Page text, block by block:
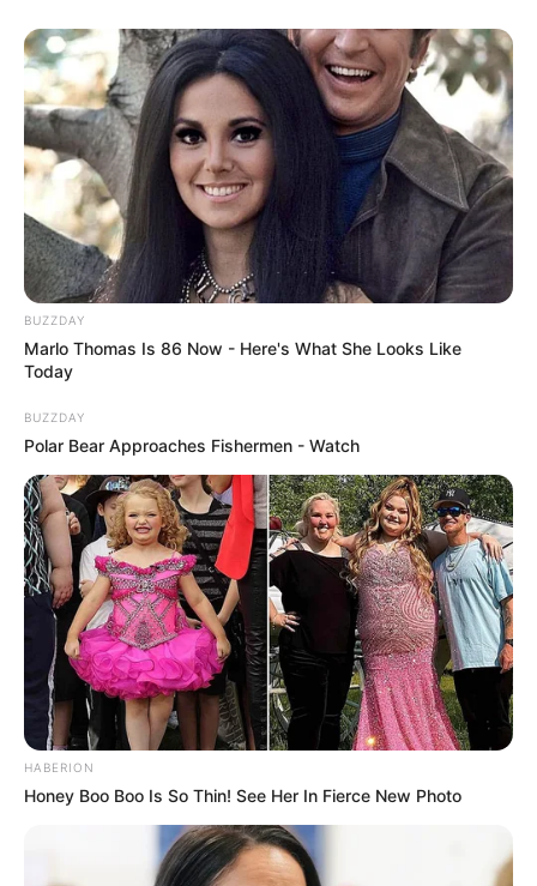
BUZZDAY
Marlo Thomas Is 86 Now - Here's What She Looks Like
Today
BUZZDAY
Polar Bear Approaches Fishermen - Watch
HABERION
Honey Boo Boo Is So Thin! See Her In Fierce New Photo